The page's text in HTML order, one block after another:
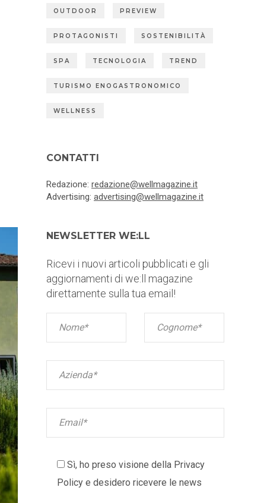
OUTDOOR PREVIEW
PROTAGONISTI SOSTENIBILITÀ
SPA TECNOLOGIA TREND
TURISMO ENOGASTRONOMICO
WELLNESS
CONTATTI
Redazione: redazione@wellmagazine.it
Advertising: advertising@wellmagazine.it
NEWSLETTER WE:LL
Ricevi i nuovi articoli pubblicati e gli
aggiornamenti di we:ll magazine
direttamente sulla tua email!
Sì, ho preso visione della Privacy
Policy e desidero ricevere le news